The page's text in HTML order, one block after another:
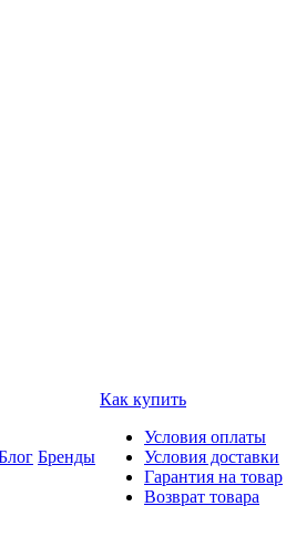
Бренды
Как купить
Условия оплаты
Условия доставки
Гарантия на товар
Возврат товара